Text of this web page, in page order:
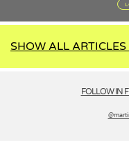
SHOW ALL
FOLLOW IN